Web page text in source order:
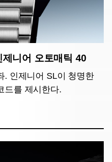
제니어 오토매틱 40
. 인제니어 SL이 청명한
드를 제시한다.